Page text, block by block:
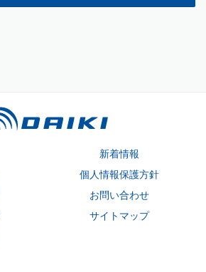
新着情報
個人情報保護方針
お問い合わせ
サイトマップ